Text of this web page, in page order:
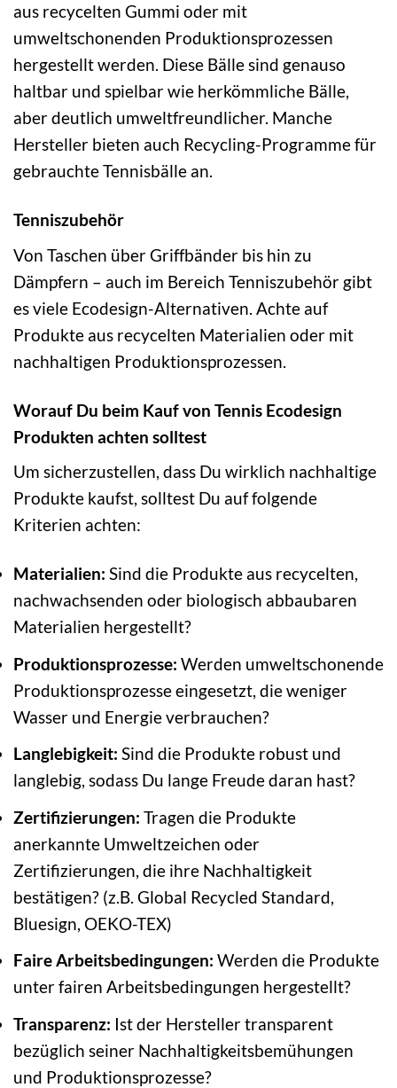
aus recycelten Gummi oder mit
umweltschonenden Produktionsprozessen
hergestellt werden. Diese Bälle sind genauso
haltbar und spielbar wie herkömmliche Bälle,
aber deutlich umweltfreundlicher. Manche
Hersteller bieten auch Recycling-Programme für
gebrauchte Tennisbälle an.
Tenniszubehör
Von Taschen über Griffbänder bis hin zu
Dämpfern – auch im Bereich Tenniszubehör gibt
es viele Ecodesign-Alternativen. Achte auf
Produkte aus recycelten Materialien oder mit
nachhaltigen Produktionsprozessen.
Worauf Du beim Kauf von Tennis Ecodesign
Produkten achten solltest
Um sicherzustellen, dass Du wirklich nachhaltige
Produkte kaufst, solltest Du auf folgende
Kriterien achten:
Materialien: Sind die Produkte aus recycelten,
nachwachsenden oder biologisch abbaubaren
Materialien hergestellt?
Produktionsprozesse: Werden umweltschonende
Produktionsprozesse eingesetzt, die weniger
Wasser und Energie verbrauchen?
Langlebigkeit: Sind die Produkte robust und
langlebig, sodass Du lange Freude daran hast?
Zertifizierungen: Tragen die Produkte
anerkannte Umweltzeichen oder
Zertifizierungen, die ihre Nachhaltigkeit
bestätigen? (z.B. Global Recycled Standard,
Bluesign, OEKO-TEX)
Faire Arbeitsbedingungen: Werden die Produkte
unter fairen Arbeitsbedingungen hergestellt?
Transparenz: Ist der Hersteller transparent
bezüglich seiner Nachhaltigkeitsbemühungen
und Produktionsprozesse?